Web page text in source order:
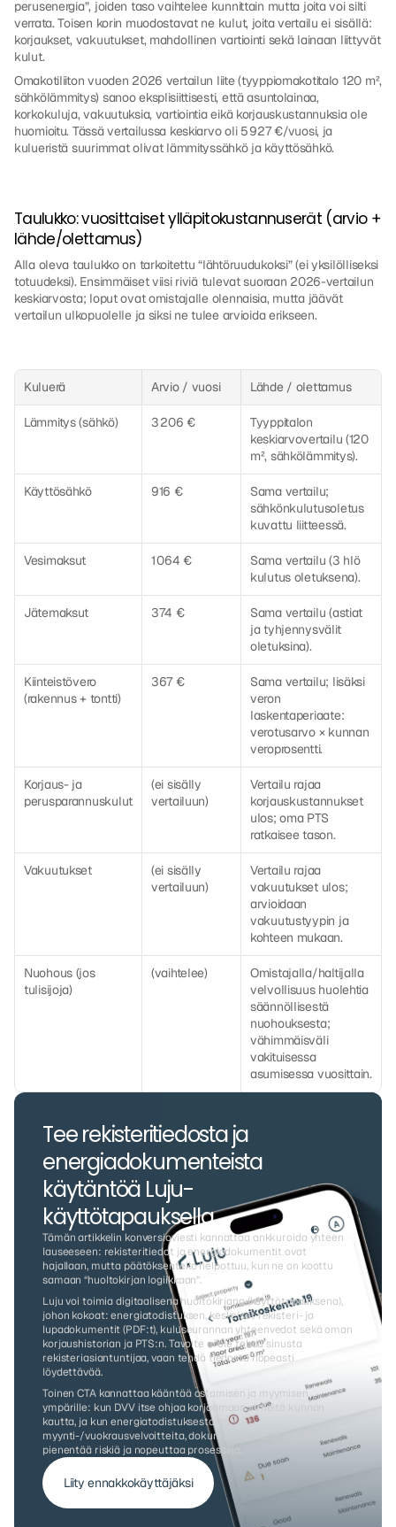
perusenergia”, joiden taso vaihtelee kunnittain mutta joita voi silti
verrata. Toisen korin muodostavat ne kulut, joita vertailu ei sisällä:
korjaukset, vakuutukset, mahdollinen vartiointi sekä lainaan liittyvät
kulut.
Omakotiliiton vuoden 2026 vertailun liite (tyyppiomakotitalo 120 m²,
sähkölämmitys) sanoo eksplisiittisesti, että asuntolainaa,
korkokuluja, vakuutuksia, vartiointia eikä korjauskustannuksia ole
huomioitu. Tässä vertailussa keskiarvo oli 5 927 €/vuosi, ja
kulueristä suurimmat olivat lämmityssähkö ja käyttösähkö.
Taulukko: vuosittaiset ylläpitokustannuserät (arvio +
lähde/olettamus)
Alla oleva taulukko on tarkoitettu “lähtöruudukoksi” (ei yksilölliseksi
totuudeksi). Ensimmäiset viisi riviä tulevat suoraan 2026-vertailun
keskiarvosta; loput ovat omistajalle olennaisia, mutta jäävät
vertailun ulkopuolelle ja siksi ne tulee arvioida erikseen.
Kuluerä Arvio / vuosi Lähde / olettamus
Lämmitys (sähkö) 3 206 €
Tyyppitalon
keskiarvovertailu (120
m², sähkölämmitys).
Käyttösähkö 916 €
Sama vertailu;
sähkönkulutusoletus
kuvattu liitteessä.
Vesimaksut 1 064 €
Sama vertailu (3 hlö
kulutus oletuksena).
Jätemaksut 374 €
Sama vertailu (astiat
ja tyhjennysvälit
oletuksina).
Kiinteistövero
(rakennus + tontti)
367 €
Sama vertailu; lisäksi
veron
laskentaperiaate:
verotusarvo × kunnan
veroprosentti.
Korjaus- ja
perusparannuskulut
(ei sisälly
vertailuun)
Vertailu rajaa
korjauskustannukset
ulos; oma PTS
ratkaisee tason.
Vakuutukset
(ei sisälly
vertailuun)
Vertailu rajaa
vakuutukset ulos;
arvioidaan
vakuutustyypin ja
kohteen mukaan.
Nuohous (jos
tulisijoja)
(vaihtelee)
Omistajalla/haltijalla
velvollisuus huolehtia
säännöllisestä
nuohouksesta;
vähimmäisväli
vakituisessa
asumisessa vuosittain.
Tee rekisteritiedosta ja
energiadokumenteista
käytäntöä Luju-
käyttötapauksella
Tämän artikkelin konversioviesti kannattaa ankkuroida yhteen
lauseeseen: rekisteritiedot ja energiadokumentit ovat
hajallaan, mutta päätöksenteko helpottuu, kun ne on koottu
samaan “huoltokirjan logiikkaan”.
Luju voi toimia digitaalisena huoltokirjana (käyttötapauksena),
johon kokoat: energiatodistuksen, keskeiset rekisteri- ja
lupadokumentit (PDF:t), kuluseurannan yhteenvedot sekä oman
korjaushistorian ja PTS:n. Tavoite ei ole tehdä sinusta
rekisteriasiantuntijaa, vaan tehdä tiedosta nopeasti
löydettävää.
Toinen CTA kannattaa kääntää ostamisen ja myymisen
ympärille: kun DVV itse ohjaa korjaamaan virheitä kunnan
kautta, ja kun energiatodistuksesta on
myynti-/vuokrausvelvoitteita, dokumenttipaketti valmiina
pienentää riskiä ja nopeuttaa prosesseja.
Liity ennakkokäyttäjäksi